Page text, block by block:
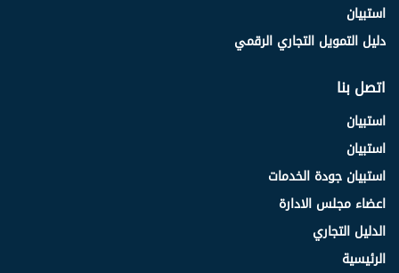
استبيان
دليل التمويل التجاري الرقمي
اتصل بنا
استبيان
استبيان
استبيان جودة الخدمات
اعضاء مجلس الادارة
الدليل التجاري
الرئيسية